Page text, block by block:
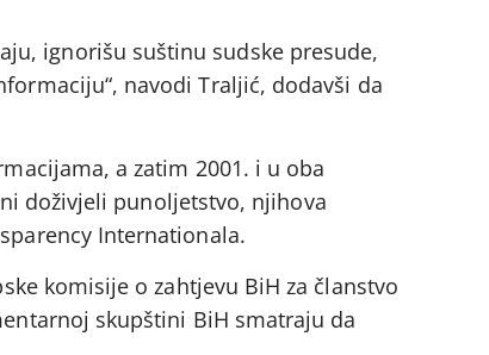
ignorišu suštinu sudske presude,
navodi Traljić, dodavši da
a zatim 2001. i u oba
doživjeli punoljetstvo, njihova
Internationala.
komisije o zahtjevu BiH za članstvo
skupštini BiH smatraju da